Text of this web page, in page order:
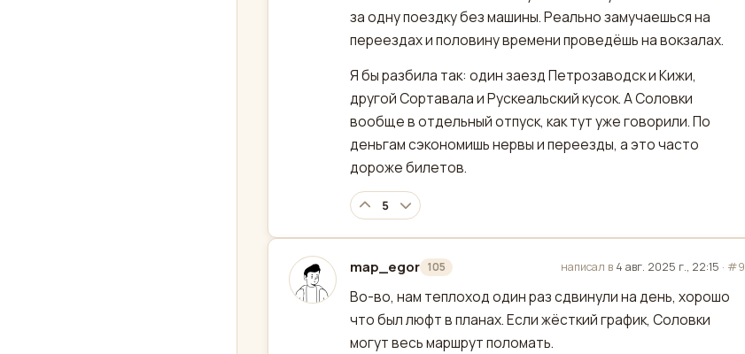
за одну поездку без машины. Реально замучаешься на
переездах и половину времени проведёшь на вокзалах.
Я бы разбила так: один заезд Петрозаводск и Кижи,
другой Сортавала и Рускеальский кусок. А Соловки
вообще в отдельный отпуск, как тут уже говорили. По
деньгам сэкономишь нервы и переезды, а это часто
дороже билетов.
5
map_egor 105
отредактировано написал в 4 авг. 2025 г., 22:15 · #9
Во-во, нам теплоход один раз сдвинули на день, хорошо
что был люфт в планах. Если жёсткий график, Соловки
могут весь маршрут поломать.